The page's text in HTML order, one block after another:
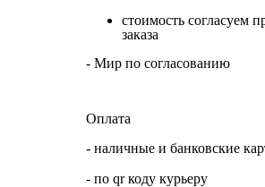
стоимость согласуем
заказа
- Мир по согласованию
Оплата
- наличные и банковские
- по qr коду курьеру